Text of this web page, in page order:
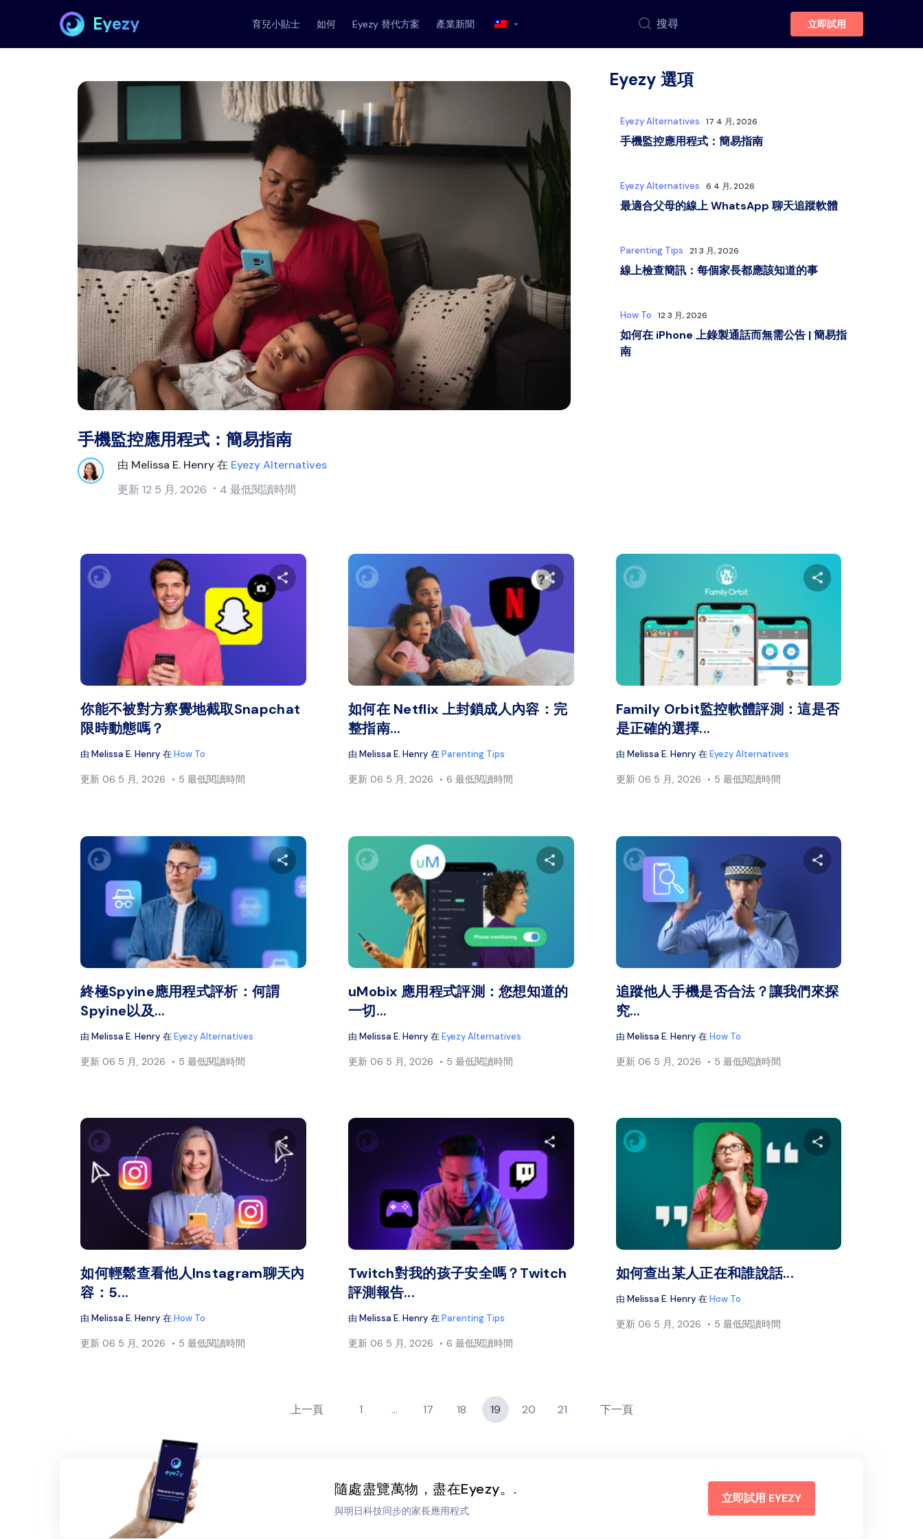
Eyezy 育兒小貼士 如何 Eyezy 替代方案 產業新聞 搜尋 立即試用
手機監控應用程式：簡易指南
由 Melissa E. Henry在 Eyezy Alternatives
更新 12 5 月, 2026 4 最低閱讀時間
Eyezy 選項
Eyezy Alternatives 17 4 月, 2026
手機監控應用程式：簡易指南
Eyezy Alternatives 6 4 月, 2026
最適合父母的線上 WhatsApp 聊天追蹤軟體
Parenting Tips 21 3 月, 2026
線上檢查簡訊：每個家長都應該知道的事
How To 12 3 月, 2026
如何在 iPhone 上錄製通話而無需公告 | 簡易指
南
複製連結
你能不被對方察覺地截取Snapchat
限時動態嗎？
由Melissa E. Henry 在How To
更新 06 5 月, 2026 5 最低閱讀時間
推特 複製連結
如何在 Netflix 上封鎖成人內容：完
整指南...
由 Melissa E. Henry 在Parenting Tips
更新06 5 月, 2026 6 最低閱讀時間
Family Orbit監控軟體評測：這是否
是正確的選擇...
由 Melissa E. Henry 在Eyezy Alternatives
更新06 5 月, 2026 5 最低閱讀時間
推特 複製連結
終極Spyine應用程式評析：何謂
Spyine以及...
由Melissa E. Henry 在Eyezy Alternatives
更新 06 5 月, 2026 5 最低閱讀時間
複製連結
uMobix 應用程式評測：您想知道的
一切...
由 Melissa E. Henry 在Eyezy Alternatives
更新06 5 月, 2026 5 最低閱讀時間
追蹤他人手機是否合法？讓我們來探
究...
由 Melissa E. Henry 在How To
更新06 5 月, 2026 5 最低閱讀時間
複製連結
如何輕鬆查看他人Instagram聊天內
容：5...
由Melissa E. Henry 在How To
更新 06 5 月, 2026 5 最低閱讀時間
Twitch對我的孩子安全嗎？Twitch
評測報告...
由 Melissa E. Henry 在Parenting Tips
更新06 5 月, 2026 6 最低閱讀時間
如何查出某人正在和誰說話...
由 Melissa E. Henry 在How To
更新06 5 月, 2026 5 最低閱讀時間
上一頁 1 ... 17 18 19 20 21 下一頁
隨處盡覽萬物，盡在Eyezy。.
與明日科技同步的家長應用程式
立即試用 EYEZY